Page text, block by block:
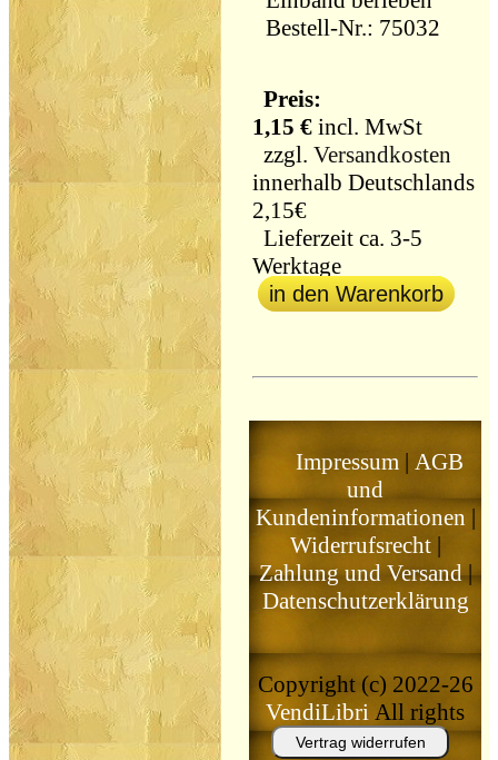
Bestell-Nr.: 75032
Preis:
1,15 € incl. MwSt
zzgl.Versandkosten
innerhalb Deutschlands
2,15€
Lieferzeit ca. 3-5
Werktage
in den Warenkorb
Impressum| AGB
und
Kundeninformationen |
Widerrufsrecht|
Zahlung und Versand|
Datenschutzerklärung
Copyright (c) 2022-26
VendiLibri All rights
reserved
Vertrag widerrufen